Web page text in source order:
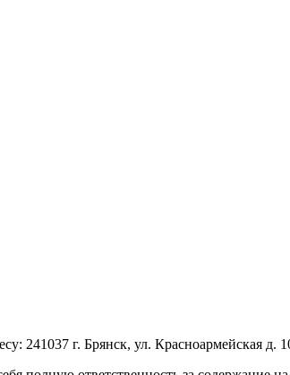
г. Брянск, ул. Красноармейская д.